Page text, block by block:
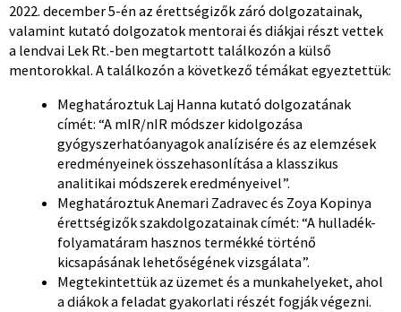
2022. december 5-én az érettségizők záró dolgozatainak,
valamint kutató dolgozatok mentorai és diákjai részt vettek
a lendvai Lek Rt.-ben megtartott találkozón a külső
mentorokkal. A találkozón a következő témákat egyeztettük:
Meghatároztuk Laj Hanna kutató dolgozatának
címét: “A mIR/nIR módszer kidolgozása
gyógyszerhatóanyagok analízisére és az elemzések
eredményeinek összehasonlítása a klasszikus
analitikai módszerek eredményeivel”.
Meghatároztuk Anemari Zadravec és Zoya Kopinya
érettségizők szakdolgozatainak címét: “A hulladék-
folyamatáram hasznos termékké történő
kicsapásának lehetőségének vizsgálata”.
Megtekintettük az üzemet és a munkahelyeket, ahol
a diákok a feladat gyakorlati részét fogják végezni.